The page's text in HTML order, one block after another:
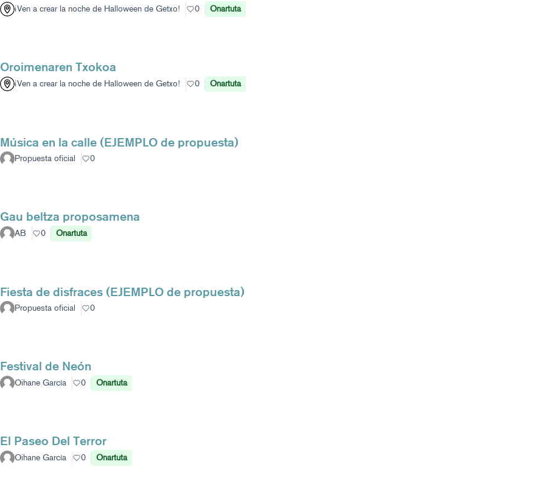
¡Ven a crear la noche de Halloween de Getxo! 0 Onartuta
Oroimenaren Txokoa
¡Ven a crear la noche de Halloween de Getxo! 0 Onartuta
Música en la calle (EJEMPLO de propuesta)
Propuesta oficial 0
Gau beltza proposamena
AB 0 Onartuta
Fiesta de disfraces (EJEMPLO de propuesta)
Propuesta oficial 0
Festival de Neón
Oihane García 0 Onartuta
El Paseo Del Terror
Oihane García 0 Onartuta